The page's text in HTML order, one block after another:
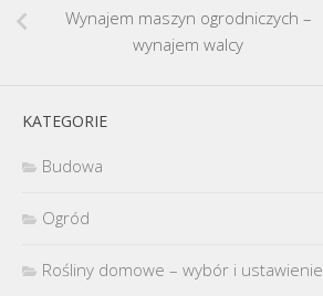
Wynajem maszyn ogrodniczych –
wynajem walcy
KATEGORIE
Budowa
Ogród
Rośliny domowe – wybór i ustawienie